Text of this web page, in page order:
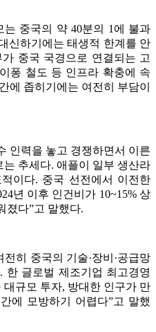
는 중국의 약 40분의 1에 불과
신하기에는 태생적 한계를 안
중국 국경으로 연결되는 고
퐁 철도 등 인프라 확충에 속
에 좁히기에는 여전히 부담이
인력을 놓고 경쟁하면서 이른
는 추세다. 애플이 일부 생산라
이다. 중국 선전에서 이전한
년 이후 인건비가 10~15% 상
졌다”고 말했다.
히 중국의 기술·장비·공급망
한 글로벌 제조기업 최고경영
규모 투자, 방대한 인구가 만
에 모방하기 어렵다”고 말했